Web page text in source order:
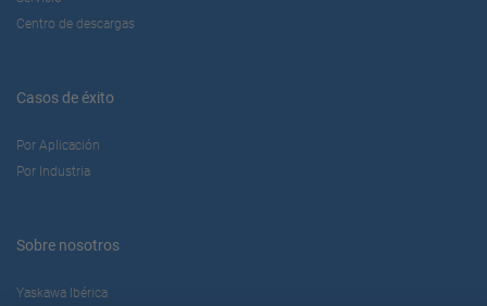
Centro de descargas
Casos de éxito
Por Aplicación
Por Industria
Sobre nosotros
Yaskawa Ibérica